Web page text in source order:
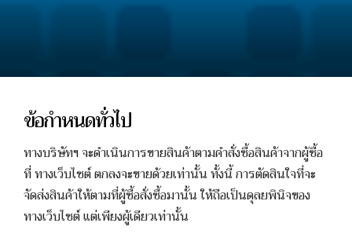
ข้อกำหนดทั่วไป
ทางบริษัทฯ จะดำเนินการขายสินค้าตามคำสั่งซื้อสินค้าจากผู้ซื้อ
ที่ ทางเว็บไซต์ ตกลงจะขายด้วยเท่านั้น ทั้งนี้ การตัดสินใจที่จะ
จัดส่งสินค้าให้ตามที่ผู้ซื้อสั่งซื้อมานั้น ให้ถือเป็นดุลยพินิจของ
ทางเว็บไซต์ แต่เพียงผู้เดียวเท่านั้น